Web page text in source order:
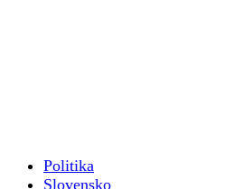
Politika
Slovensko